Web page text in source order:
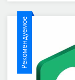
Рекомендуемое